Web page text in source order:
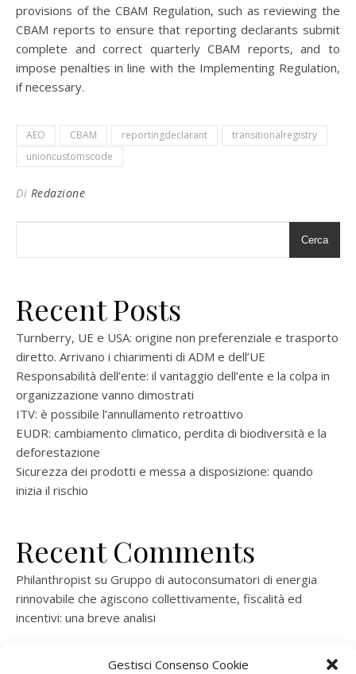
Gestisci Consenso Cookie
provisions of the CBAM Regulation, such as reviewing the
CBAM reports to ensure that reporting declarants submit
complete and correct quarterly CBAM reports, and to
impose penalties in line with the Implementing Regulation,
if necessary.
AEO CBAM reportingdeclarant
transitionalregistry
unioncustomscode
Di Redazione
Cerca
Recent Posts
Turnberry, UE e USA: origine non preferenziale e trasporto
diretto. Arrivano i chiarimenti di ADM e dell’UE
Responsabilità dell’ente: il vantaggio dell’ente e la colpa in
organizzazione vanno dimostrati
ITV: è possibile l’annullamento retroattivo
EUDR: cambiamento climatico, perdita di biodiversità e la
deforestazione
Sicurezza dei prodotti e messa a disposizione: quando
inizia il rischio
Recent Comments
Philanthropist su Gruppo di autoconsumatori di energia
rinnovabile che agiscono collettivamente, fiscalità ed
incentivi: una breve analisi
rinnovabile che agiscono collettivamente, fiscalità ed